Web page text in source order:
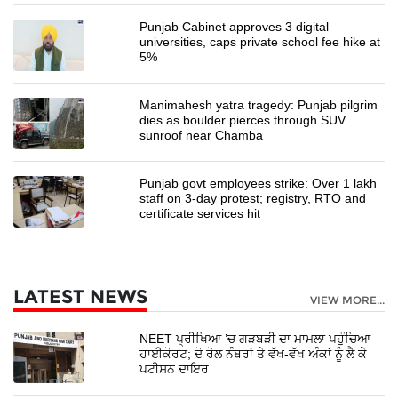
Punjab Cabinet approves 3 digital
universities, caps private school fee hike at
5%
Manimahesh yatra tragedy: Punjab pilgrim
dies as boulder pierces through SUV
sunroof near Chamba
Punjab govt employees strike: Over 1 lakh
staff on 3-day protest; registry, RTO and
certificate services hit
LATEST NEWS VIEW MORE...
NEET ਪ੍ਰੀਖਿਆ ’ਚ ਗੜਬੜੀ ਦਾ ਮਾਮਲਾ ਪਹੁੰਚਿਆ
ਹਾਈਕੋਰਟ; ਦੋ ਰੋਲ ਨੰਬਰਾਂ ਤੇ ਵੱਖ-ਵੱਖ ਅੰਕਾਂ ਨੂੰ ਲੈ ਕੇ
ਪਟੀਸ਼ਨ ਦਾਇਰ